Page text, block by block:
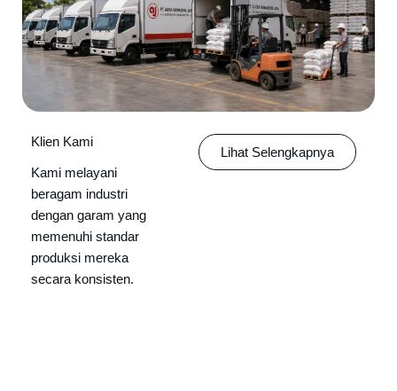
Klien Kami
Kami melayani
beragam industri
dengan garam yang
memenuhi standar
produksi mereka
secara konsisten.
Lihat Selengkapnya